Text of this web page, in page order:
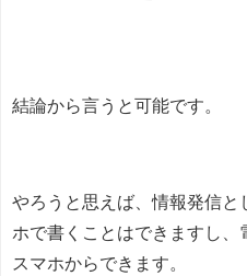
結論から言うと可能です。
やろうと思えば、情報発信と
ホで書くことはできますし、
スマホからできます。